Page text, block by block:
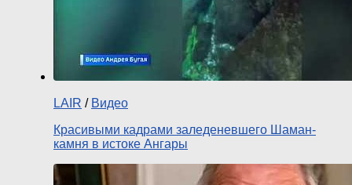
LAIR / Видео
Красивыми кадрами заледеневшего Шаман-
камня в истоке Ангары